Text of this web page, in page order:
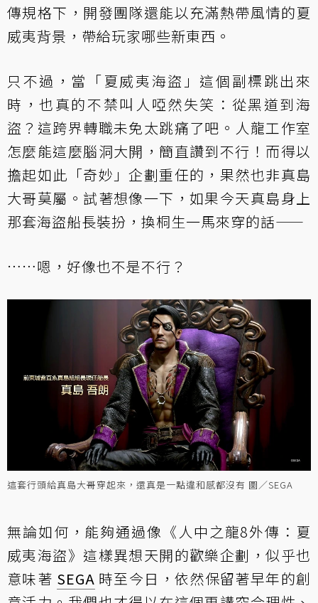
傳規格下，開發團隊還能以充滿熱帶風情的夏
威夷背景，帶給玩家哪些新東西。
只不過，當「夏威夷海盜」這個副標跳出來
時，也真的不禁叫人啞然失笑：從黑道到海
盜？這跨界轉職未免太跳痛了吧。人龍工作室
怎麼能這麼腦洞大開，簡直讚到不行！而得以
擔起如此「奇妙」企劃重任的，果然也非真島
大哥莫屬。試著想像一下，如果今天真島身上
那套海盜船長裝扮，換桐生一馬來穿的話——
……嗯，好像也不是不行？
這套行頭給真島大哥穿起來，還真是一點違和感都沒有 圖／SEGA
無論如何，能夠通過像《人中之龍8外傳：夏
威夷海盜》這樣異想天開的歡樂企劃，似乎也
意味著 SEGA 時至今日，依然保留著早年的創